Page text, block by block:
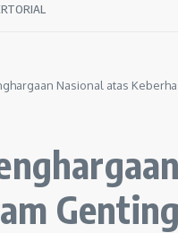
Nasional atas
Genting